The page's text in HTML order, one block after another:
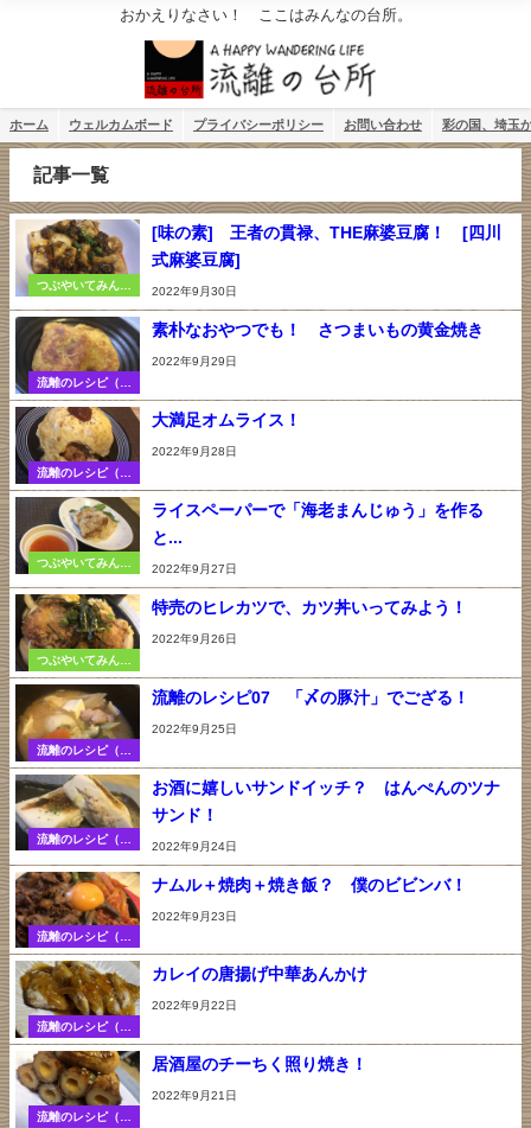
おかえりなさい！ ここはみんなの台所。
ホーム ウェルカムボード プライバシーポリシー お問い合わせ 彩の国、埼玉
記事一覧
つぶやいてみんべ
[味の素] 王者の貫禄、THE麻婆豆腐！ [四川
式麻婆豆腐]
2022年9月30日
流離のレシピ（調
理法）
素朴なおやつでも！ さつまいもの黄金焼き
2022年9月29日
流離のレシピ（調
理法）
大満足オムライス！
2022年9月28日
つぶやいてみんべ
ライスペーパーで「海老まんじゅう」を作る
と...
2022年9月27日
つぶやいてみんべ
ぇ（コラム）
特売のヒレカツで、カツ丼いってみよう！
2022年9月26日
流離のレシピ（調
理法）
流離のレシピ07 「〆の豚汁」でござる！
2022年9月25日
流離のレシピ（調
お酒に嬉しいサンドイッチ？ はんぺんのツナ
サンド！
2022年9月24日
流離のレシピ（調
理法）
ナムル＋焼肉＋焼き飯？ 僕のビビンバ！
2022年9月23日
流離のレシピ（調
理法）
カレイの唐揚げ中華あんかけ
2022年9月22日
流離のレシピ（調
居酒屋のチーちく照り焼き！
2022年9月21日